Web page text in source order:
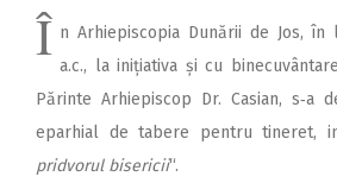
Î n Arhiepiscopia Dunării de Jos,
a.c., la inițiativa și cu
Părinte Arhiepiscop Dr. Casian, s‑a
eparhial de tabere pentru tineret,
pridvorul bisericii“.